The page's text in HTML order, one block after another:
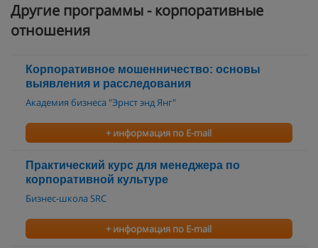
Другие программы - корпоративные
отношения
Корпоративное мошенничество: основы
выявления и расследования
Академия бизнеса "Эрнст энд Янг"
+ информация по E-mail
Практический курс для менеджера по
корпоративной культуре
Бизнес-школа SRC
+ информация по E-mail